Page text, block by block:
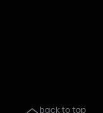
back to top